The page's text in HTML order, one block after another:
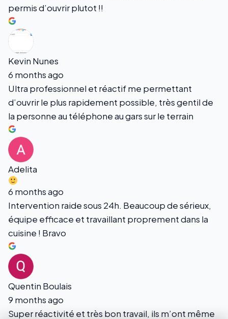
permis d’ouvrir plutot !!
Kevin Nunes
6 months ago
Ultra professionnel et réactif me permettant
d’ouvrir le plus rapidement possible, très gentil de
la personne au téléphone au gars sur le terrain
Adelita
6 months ago
Intervention raide sous 24h. Beaucoup de sérieux,
équipe efficace et travaillant proprement dans la
cuisine ! Bravo
Quentin Boulais
9 months ago
Super réactivité et très bon travail, ils m’ont même